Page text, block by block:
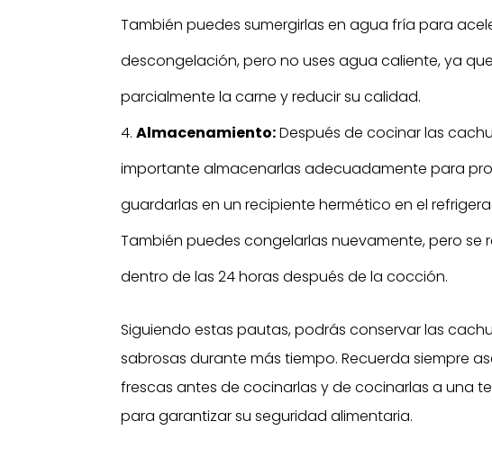
También puedes sumergirlas en agua fría para
descongelación, pero no uses agua caliente, ya
parcialmente la carne y reducir su calidad.
Almacenamiento:Después de cocinar las
importante almacenarlas adecuadamente para
guardarlas en un recipiente hermético en el
También puedes congelarlas nuevamente, pero se
dentro de las 24 horas después de la cocción.
Siguiendo estas pautas, podrás conservar las
sabrosas durante más tiempo. Recuerda siempre
frescas antes de cocinarlas y de cocinarlas a una
para garantizar su seguridad alimentaria.